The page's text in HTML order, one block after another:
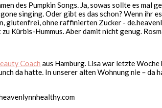
des Pumpkin Songs. Ja, sowas sollte es mal
singing. Oder gibt es das schon? Wenn ihr
Kürbis-Hummus. Aber damit nicht genug.
Coach aus Hamburg. Lisa war letzte
da hatte. In unserer alten Wohnung nie – da